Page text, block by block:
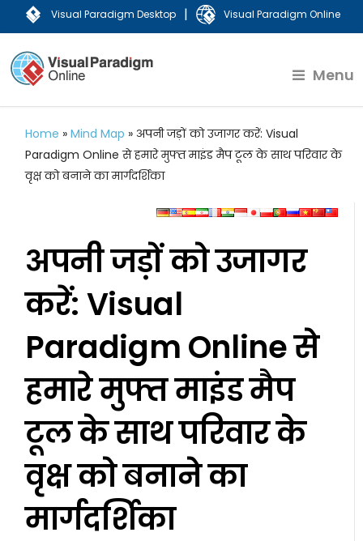
Visual Paradigm Desktop | Visual Paradigm Online
Menu
Home »Mind Map » अपनी जड़ों को उजागर करें: Visual
Paradigm Online से हमारे मुफ्त माइंड मैप टूल के साथ परिवार के
वृक्ष को बनाने का मार्गदर्शिका
अपनी जड़ों को उजागर
करें: Visual
Paradigm Online से
हमारे मुफ्त माइंड मैप
टूल के साथ परिवार के
वृक्ष को बनाने का
मार्गदर्शिका